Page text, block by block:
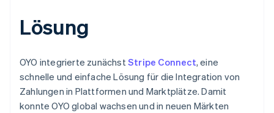
Lösung
OYO integrierte zunächst Stripe Connect, eine
schnelle und einfache Lösung für die Integration von
Zahlungen in Plattformen und Marktplätze. Damit
konnte OYO global wachsen und in neuen Märkten